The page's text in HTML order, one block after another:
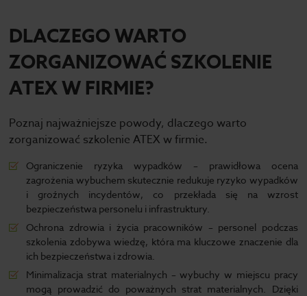
DLACZEGO WARTO
ZORGANIZOWAĆ SZKOLENIE
ATEX W FIRMIE?
Poznaj najważniejsze powody, dlaczego warto
zorganizować szkolenie ATEX w firmie.
Ograniczenie ryzyka wypadków – prawidłowa ocena
zagrożenia wybuchem skutecznie redukuje ryzyko wypadków
i groźnych incydentów, co przekłada się na wzrost
bezpieczeństwa personelu i infrastruktury.
Ochrona zdrowia i życia pracowników – personel podczas
szkolenia zdobywa wiedzę, która ma kluczowe znaczenie dla
ich bezpieczeństwa i zdrowia.
Minimalizacja strat materialnych – wybuchy w miejscu pracy
mogą prowadzić do poważnych strat materialnych. Dzięki